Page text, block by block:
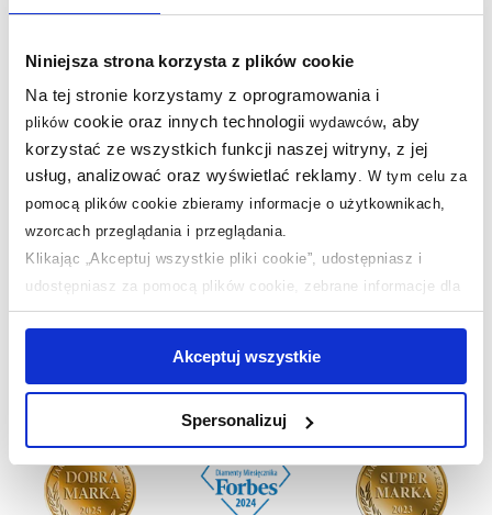
Niniejsza strona korzysta z plików cookie
Na tej stronie korzystamy z oprogramowania i
plikówcookie oraz innych technologii wydawców, aby
korzystać ze wszystkich funkcji naszej witryny, z jej
usług, analizować oraz wyświetlać reklamy. W tym celu za
pomocą plików cookie zbieramy informacje o użytkownikach,
wzorcach przeglądania i przeglądania.
Klikając „Akceptuj wszystkie pliki cookie”, udostępniasz i
udostępniasz za pomocą plików cookie, zebrane informacje dla
użytkowników zewnętrznych, a także nasi partnerzy reklamowi.
jednak, że zablokowane niektóre pliki cookie mogą mieć wpływ
na sposób dostarczania treści niedostosowanych do potrzeb
Aby uzyskać więcej informacji na temat plików plików cookie,
kliknij „Ustawienia plików cookie”.Jeśli chcesz uzyskać więcej
Akceptuj wszystkie
Spersonalizuj
Opis produktu
Dane techniczne
Produkty z serii:
Pytania i odpowiedzi
Nasze nagrody
Sklep z wyposażeniem łazieneknr 1 w Polsce!